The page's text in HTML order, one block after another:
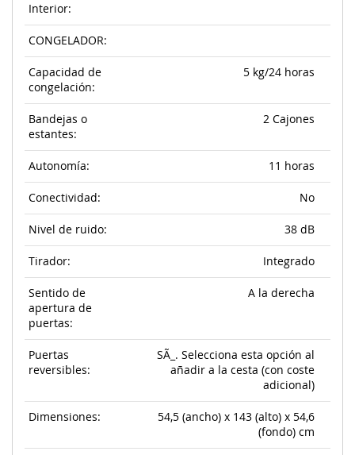
Interior:
CONGELADOR:
Capacidad de
congelación:
5 kg/24 horas
Bandejas o
estantes:
2 Cajones
Autonomía: 11 horas
Conectividad: No
Nivel de ruido: 38 dB
Tirador: Integrado
Sentido de
apertura de
puertas:
A la derecha
Puertas
reversibles:
SÃ_. Selecciona esta opción al
añadir a la cesta (con coste
adicional)
Dimensiones:
54,5 (ancho) x 143 (alto) x 54,6
(fondo) cm